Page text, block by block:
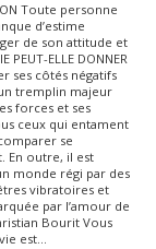
Toute personne
d’estime
de son attitude et
ELLE DONNER
ses côtés négatifs
tremplin majeur
forces et ses
ceux qui entament
se
En outre, il est
monde régi par des
vibratoires et
par l’amour de
Bourit Vous
est…